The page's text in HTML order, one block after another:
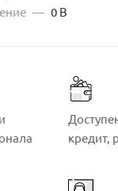
— 0 В
кредит,